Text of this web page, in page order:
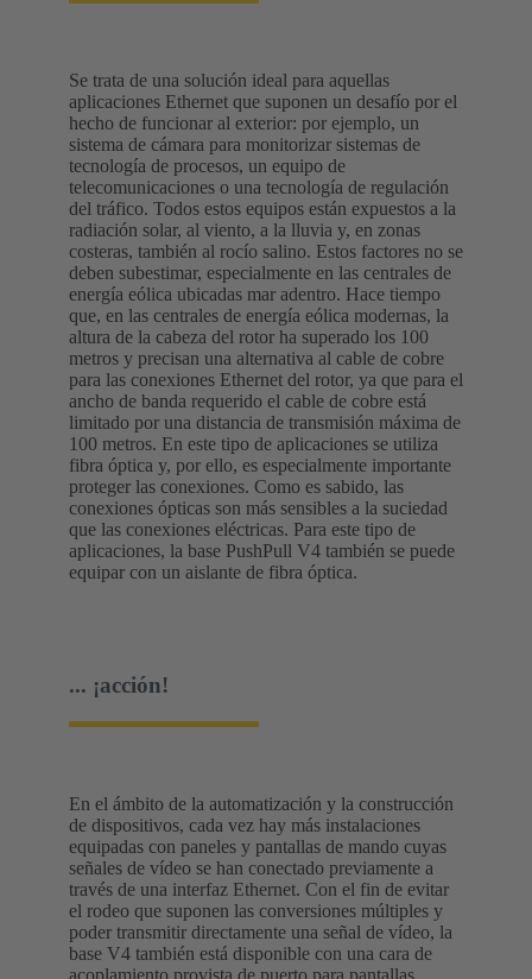
Se trata de una solución ideal para aquellas
aplicaciones Ethernet que suponen un desafío por el
hecho de funcionar al exterior: por ejemplo, un
sistema de cámara para monitorizar sistemas de
tecnología de procesos, un equipo de
telecomunicaciones o una tecnología de regulación
del tráfico. Todos estos equipos están expuestos a la
radiación solar, al viento, a la lluvia y, en zonas
costeras, también al rocío salino. Estos factores no se
deben subestimar, especialmente en las centrales de
energía eólica ubicadas mar adentro. Hace tiempo
que, en las centrales de energía eólica modernas, la
altura de la cabeza del rotor ha superado los 100
metros y precisan una alternativa al cable de cobre
para las conexiones Ethernet del rotor, ya que para el
ancho de banda requerido el cable de cobre está
limitado por una distancia de transmisión máxima de
100 metros. En este tipo de aplicaciones se utiliza
fibra óptica y, por ello, es especialmente importante
proteger las conexiones. Como es sabido, las
conexiones ópticas son más sensibles a la suciedad
que las conexiones eléctricas. Para este tipo de
aplicaciones, la base PushPull V4 también se puede
equipar con un aislante de fibra óptica.
... ¡acción!
En el ámbito de la automatización y la construcción
de dispositivos, cada vez hay más instalaciones
equipadas con paneles y pantallas de mando cuyas
señales de vídeo se han conectado previamente a
través de una interfaz Ethernet. Con el fin de evitar
el rodeo que suponen las conversiones múltiples y
poder transmitir directamente una señal de vídeo, la
base V4 también está disponible con una cara de
acoplamiento provista de puerto para pantallas.